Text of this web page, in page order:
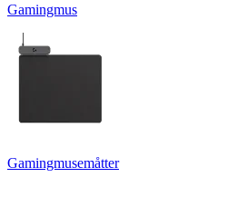
Gamingmus
Gamingmusemåtter